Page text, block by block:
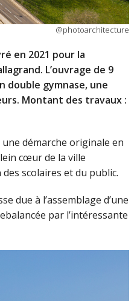
@photoarchitecture
en 2021 pour la
L’ouvrage de 9
double gymnase, une
Montant des travaux :
démarche originale en
cœur de la ville
scolaires et du public.
due à l’assemblage d’une
par l’intéressante